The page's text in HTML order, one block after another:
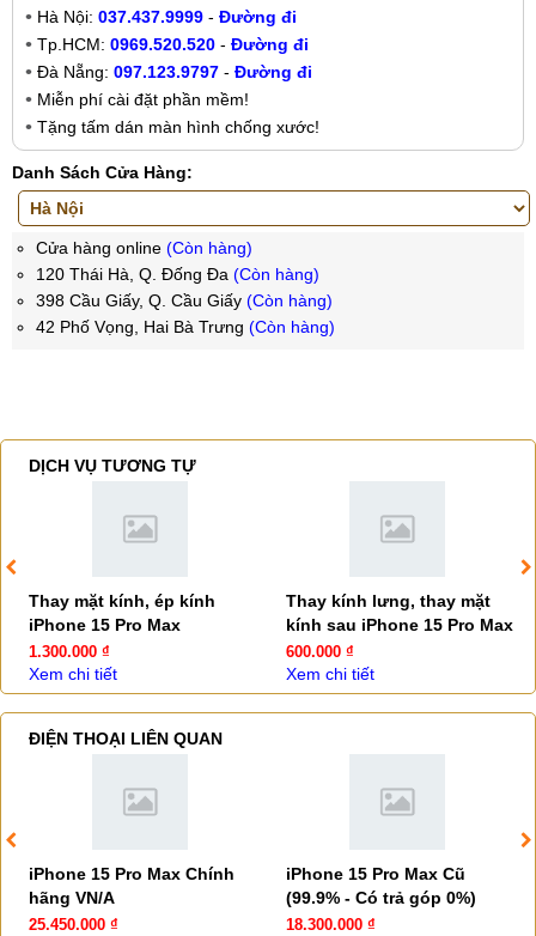
Hà Nội: 037.437.9999 - Đường đi
Tp.HCM: 0969.520.520 - Đường đi
Đà Nẵng: 097.123.9797 - Đường đi
Miễn phí cài đặt phần mềm!
Tặng tấm dán màn hình chống xước!
Danh Sách Cửa Hàng:
Cửa hàng online (Còn hàng)
120 Thái Hà, Q. Đống Đa (Còn hàng)
398 Cầu Giấy, Q. Cầu Giấy (Còn hàng)
42 Phố Vọng, Hai Bà Trưng (Còn hàng)
DỊCH VỤ TƯƠNG TỰ
Thay mặt kính, ép kính
iPhone 15 Pro Max
1.300.000 ₫
Xem chi tiết
Thay kính lưng, thay mặt
kính sau iPhone 15 Pro Max
600.000 ₫
Xem chi tiết
ĐIỆN THOẠI LIÊN QUAN
iPhone 15 Pro Max Chính
hãng VN/A
25.450.000 ₫
iPhone 15 Pro Max Cũ
(99.9% - Có trả góp 0%)
18.300.000 ₫